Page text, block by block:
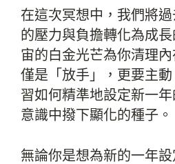
在這次冥想中，我們將
的壓力與負擔轉化為成
宙的白金光芒為你清理
僅是「放手」，更要主
習如何精準地設定新一
意識中撥下顯化的種子。
無論你是想為新的一年